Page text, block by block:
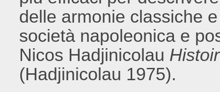
delle armonie classiche
società napoleonica e
Nicos Hadjinicolau
(Hadjinicolau 1975).